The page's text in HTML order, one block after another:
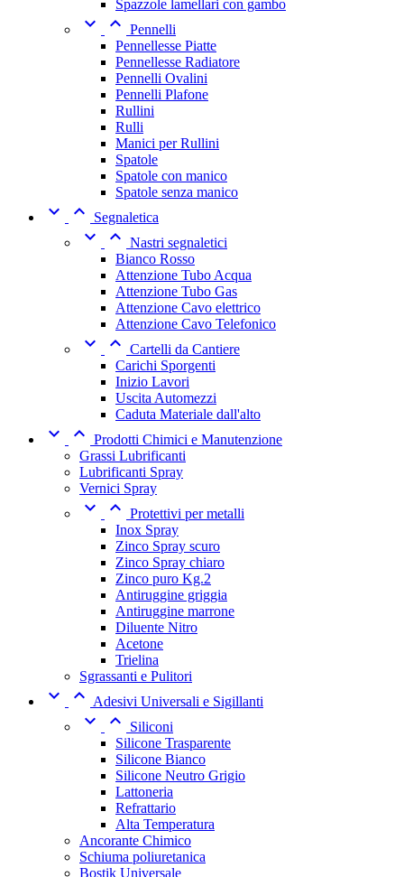
Spazzole lamellari con gambo
  Pennelli
Pennellesse Piatte
Pennellesse Radiatore
Pennelli Ovalini
Pennelli Plafone
Rullini
Rulli
Manici per Rullini
Spatole
Spatole con manico
Spatole senza manico
  Segnaletica
  Nastri segnaletici
Bianco Rosso
Attenzione Tubo Acqua
Attenzione Tubo Gas
Attenzione Cavo elettrico
Attenzione Cavo Telefonico
  Cartelli da Cantiere
Carichi Sporgenti
Inizio Lavori
Uscita Automezzi
Caduta Materiale dall'alto
  Prodotti Chimici e Manutenzione
Grassi Lubrificanti
Lubrificanti Spray
Vernici Spray
  Protettivi per metalli
Inox Spray
Zinco Spray scuro
Zinco Spray chiaro
Zinco puro Kg.2
Antiruggine griggia
Antiruggine marrone
Diluente Nitro
Acetone
Trielina
Sgrassanti e Pulitori
  Adesivi Universali e Sigillanti
 
Siliconi
Silicone Trasparente
Silicone Bianco
Silicone Neutro Grigio
Lattoneria
Refrattario
Alta Temperatura
Ancorante Chimico
Schiuma poliuretanica
Bostik Universale